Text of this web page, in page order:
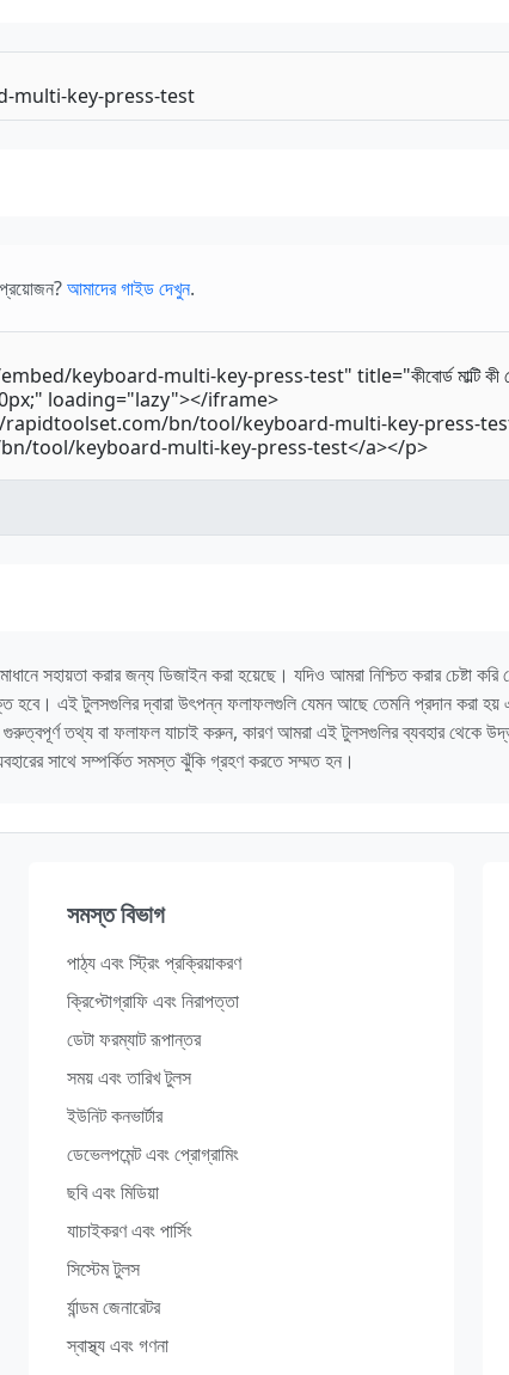
আমাদের গাইড দেখুন.
সহায়তা করার জন্য ডিজাইন করা হয়েছে। যদিও আমরা নিশ্চিত করার চেষ্টা করি
হবে। এই টুলসগুলির দ্বারা উৎপন্ন ফলাফলগুলি যেমন আছে তেমনি প্রদান করা হয়
গুরুত্বপূর্ণ তথ্য বা ফলাফল যাচাই করুন, কারণ আমরা এই টুলসগুলির ব্যবহার
সাথে সম্পর্কিত সমস্ত ঝুঁকি গ্রহণ করতে সম্মত হন।
সমস্ত বিভাগ
পাঠ্য এবং স্ট্রিং প্রক্রিয়াকরণ
ক্রিপ্টোগ্রাফি এবং নিরাপত্তা
ডেটা ফরম্যাট রূপান্তর
সময় এবং তারিখ টুলস
ইউনিট কনভার্টার
ডেভেলপমেন্ট এবং প্রোগ্রামিং
ছবি এবং মিডিয়া
যাচাইকরণ এবং পার্সিং
সিস্টেম টুলস
র্যান্ডম জেনারেটর
স্বাস্থ্য এবং গণনা